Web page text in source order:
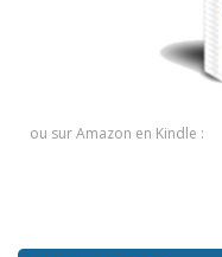
ou sur Amazon en Kindle :